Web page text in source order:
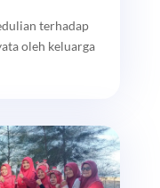
terhadap
oleh keluarga